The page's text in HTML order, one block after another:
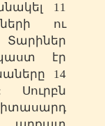
11
ու
էր
14
Սուրբն